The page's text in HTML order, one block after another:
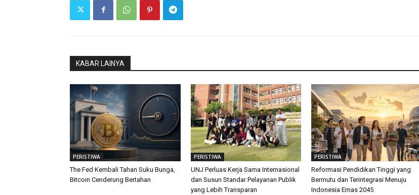
KABAR LAINYA
PERISTIWA
The Fed Kembali Tahan Suku Bunga,
Bitcoin Cenderung Bertahan
PERISTIWA
UNJ Perluas Kerja Sama Internasional
dan Susun Standar Pelayanan Publik
yang Lebih Transparan
PERISTIWA
Reformasi Pendidikan Tinggi yang
Bermutu dan Terintegrasi Menuju
Indonesia Emas 2045